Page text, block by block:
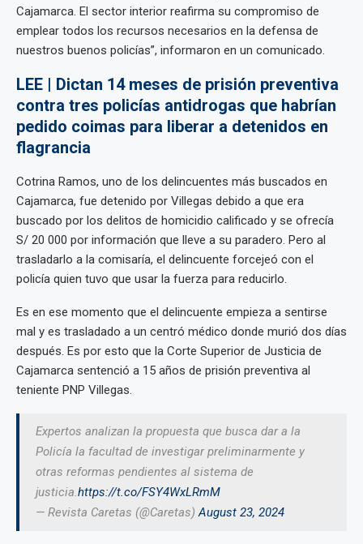
Cajamarca. El sector interior reafirma su compromiso de
emplear todos los recursos necesarios en la defensa de
nuestros buenos policías”, informaron en un comunicado.
LEE | Dictan 14 meses de prisión preventiva
contra tres policías antidrogas que habrían
pedido coimas para liberar a detenidos en
flagrancia
Cotrina Ramos, uno de los delincuentes más buscados en
Cajamarca, fue detenido por Villegas debido a que era
buscado por los delitos de homicidio calificado y se ofrecía
S/ 20 000 por información que lleve a su paradero. Pero al
trasladarlo a la comisaría, el delincuente forcejeó con el
policía quien tuvo que usar la fuerza para reducirlo.
Es en ese momento que el delincuente empieza a sentirse
mal y es trasladado a un centró médico donde murió dos días
después. Es por esto que la Corte Superior de Justicia de
Cajamarca sentenció a 15 años de prisión preventiva al
teniente PNP Villegas.
Expertos analizan la propuesta que busca dar a la
Policía la facultad de investigar preliminarmente y
otras reformas pendientes al sistema de
justicia. https://t.co/FSY4WxLRmM
— Revista Caretas (@Caretas) August 23, 2024